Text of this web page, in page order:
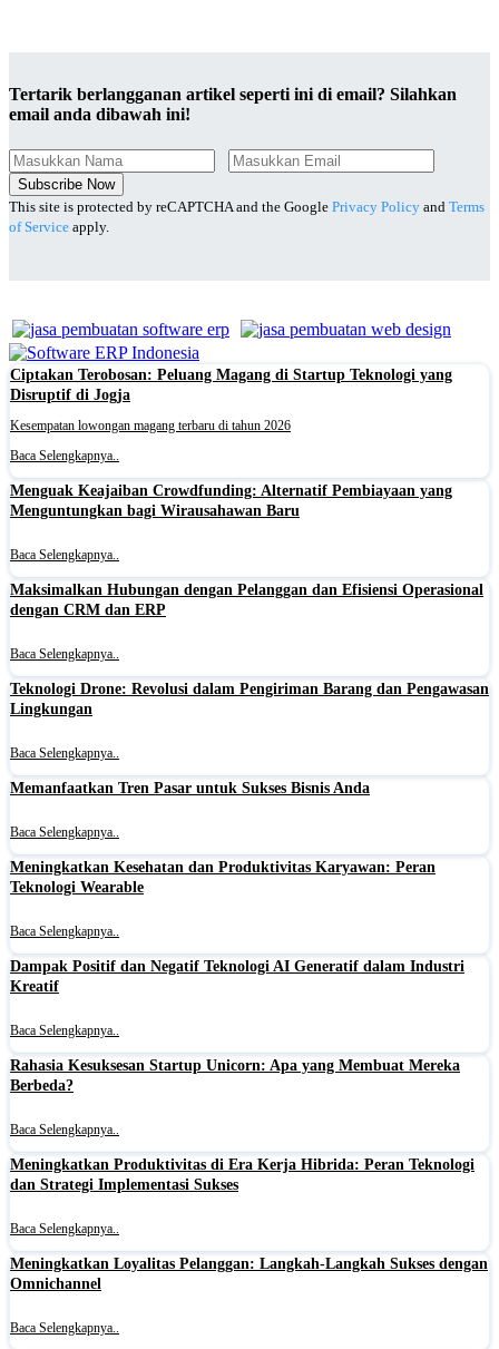
Tertarik berlangganan artikel seperti ini di email? Silahkan
email anda dibawah ini!
Subscribe Now
This site is protected by reCAPTCHA and the Google Privacy Policy and Terms
of Service apply.
Ciptakan Terobosan: Peluang Magang di Startup Teknologi yang
Disruptif di Jogja
Kesempatan lowongan magang terbaru di tahun 2026
Baca Selengkapnya..
Menguak Keajaiban Crowdfunding: Alternatif Pembiayaan yang
Menguntungkan bagi Wirausahawan Baru
Baca Selengkapnya..
Maksimalkan Hubungan dengan Pelanggan dan Efisiensi Operasional
dengan CRM dan ERP
Baca Selengkapnya..
Teknologi Drone: Revolusi dalam Pengiriman Barang dan Pengawasan
Lingkungan
Baca Selengkapnya..
Memanfaatkan Tren Pasar untuk Sukses Bisnis Anda
Baca Selengkapnya..
Meningkatkan Kesehatan dan Produktivitas Karyawan: Peran
Teknologi Wearable
Baca Selengkapnya..
Dampak Positif dan Negatif Teknologi AI Generatif dalam Industri
Kreatif
Baca Selengkapnya..
Rahasia Kesuksesan Startup Unicorn: Apa yang Membuat Mereka
Berbeda?
Baca Selengkapnya..
Meningkatkan Produktivitas di Era Kerja Hibrida: Peran Teknologi
dan Strategi Implementasi Sukses
Baca Selengkapnya..
Meningkatkan Loyalitas Pelanggan: Langkah-Langkah Sukses dengan
Omnichannel
Baca Selengkapnya..